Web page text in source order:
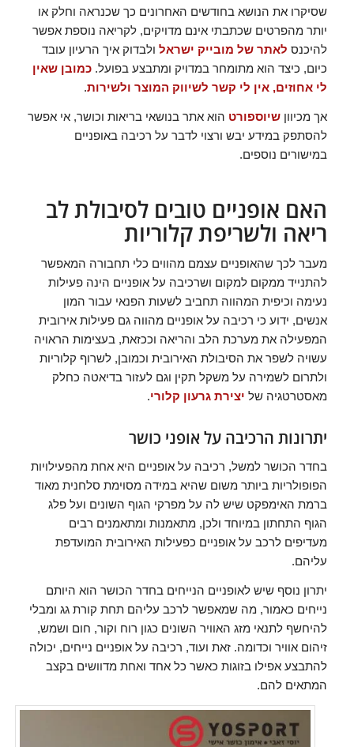
שסיקרו את הנושא בחודשים האחרונים כך שכנראה וחלק או
יותר מהפרטים שכתבתי אינם מדויקים, לקריאה נוספת אפשר
להיכנס לאתר של מובייק ישראלולבדוק איך הרעיון עובד
כיום, כיצד הוא מתומחר במדויק ומתבצע בפועל. כמובן שאין
לי אחוזים, אין לי קשר לשיווק המוצר ולשירות.
אך מכיוון שיוספורט הוא אתר בנושאי בריאות וכושר, אי אפשר
להסתפק במידע יבש ורצוי לדבר על רכיבה באופניים
במישורים נוספים.
האם אופניים טובים לסיבולת לב
ריאה ולשריפת קלוריות
מעבר לכך שהאופניים עצמם מהווים כלי תחבורה המאפשר
להתנייד ממקום למקום ושרכיבה על אופניים הינה פעילות
נעימה וכיפית המהווה תחביב לשעות הפנאי עבור המון
אנשים, ידוע כי רכיבה על אופניים מהווה גם פעילות אירובית
המפעילה את מערכת הלב והריאה וככזאת, בעצימות הראויה
עשויה לשפר את הסיבולת האירובית וכמובן, לשרוף קלוריות
ולתרום לשמירה על משקל תקין וגם לעזור בדיאטה כחלק
מאסטרטגיה של יצירת גרעון קלורי.
יתרונות הרכיבה על אופני כושר
בחדר הכושר למשל, רכיבה על אופניים היא אחת מהפעילויות
הפופולריות ביותר משום שהיא במידה מסוימת סלחנית מאוד
ברמת האימפקט שיש לה על מפרקי הגוף השונים ועל פלג
הגוף התחתון במיוחד ולכן, מתאמנות ומתאמנים רבים
מעדיפים לרכב על אופניים כפעילות האירובית המועדפת
עליהם.
יתרון נוסף שיש לאופניים הנייחים בחדר הכושר הוא היותם
נייחים כאמור, מה שמאפשר לרכב עליהם תחת קורת גג ומבלי
להיחשף לתנאי מזג האוויר השונים כגון רוח וקור, חום ושמש,
זיהום אוויר וכדומה. זאת ועוד, רכיבה על אופניים נייחים, יכולה
להתבצע אפילו בזוגות כאשר כל אחד ואחת מדוושים בקצב
המתאים להם.